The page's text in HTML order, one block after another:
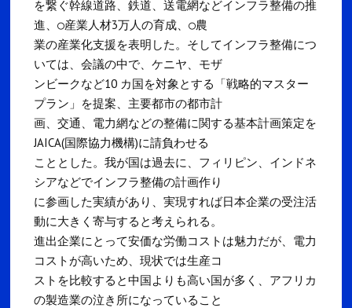
を繋ぐ幹線道路、鉄道、送電網などインフラ整備の推
進、○産業人材3万人の育成、○農
業の産業化支援を表明した。そしてインフラ整備につ
いては、会議の中で、ケニヤ、モザ
ンビークなど10 カ国を対象とする「戦略的マスター
プラン」を提案、主要都市の都市計
画、交通、電力網などの整備に関する基本計画策定を
JAICA(国際協力機構)に請負わせる
こととした。我が国は過去に、フィリピン、インドネ
シアなどでインフラ整備の計画作り
に参画した実績があり、実現すれば日本企業の受注活
動に大きく寄与すると考えられる。
進出企業にとって安価な労働コストは魅力だが、電力
コストが高いため、現状では生産コ
ストを比較すると中国よりも高い国が多く、アフリカ
の製造業の泣き所になっていること